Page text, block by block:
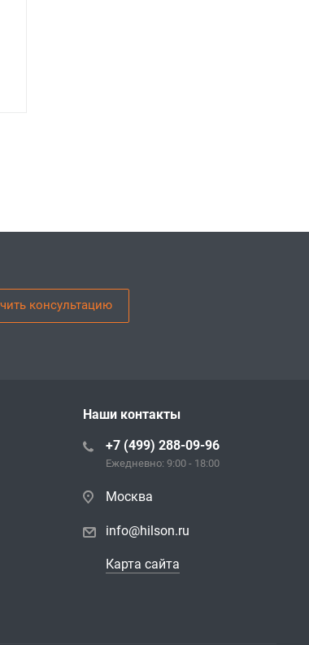
консультацию
Наши контакты
+7 (499) 288-09-96
Ежедневно: 9:00 - 18:00
Москва
info@hilson.ru
Карта сайта